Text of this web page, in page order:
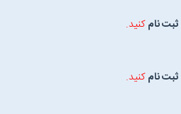
ثبت نامکنید.
ثبت نامکنید.